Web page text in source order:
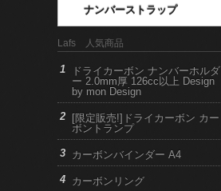
ナンバーストラップ
Lafs 人気商品
ドライカーボン ナンバーホルダ
ー 2.0mm厚 126cc以上 Design
by mon Design
[限定販売!]ドライカーボン カー
ボントランプ
カーボンバインダー A4
カーボンリング